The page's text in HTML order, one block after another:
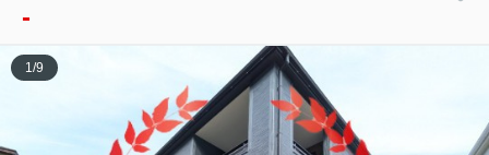
-
1/9